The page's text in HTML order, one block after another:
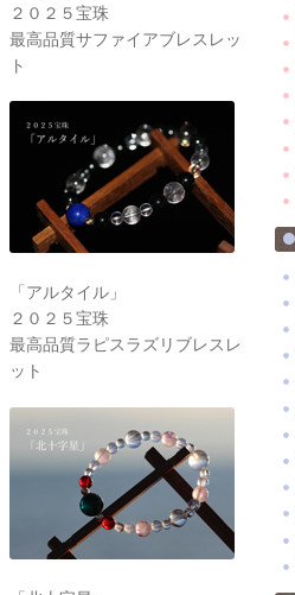
２０２５宝珠
最高品質サファイアブレスレッ
ト
「アルタイル」
２０２５宝珠
最高品質ラピスラズリブレスレ
ット